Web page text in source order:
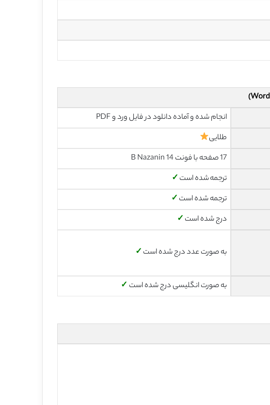
انجام شده و آماده دانلود در فایل ورد و PDF
طلایی
17 صفحه با فونت 14 B Nazanin
ترجمه شده است ✓
ترجمه شده است ✓
درج شده است ✓
به صورت عدد درج شده است ✓
به صورت انگلیسی درج شده است ✓